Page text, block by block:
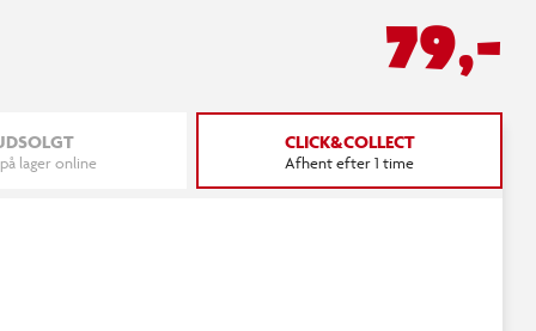
79,-
lager online
CLICK&COLLECT
Afhent efter 1 time